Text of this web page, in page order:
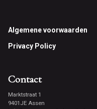
Footer
Algemene voorwaarden
Privacy Policy
Contact
Marktstraat 1
9401JE Assen